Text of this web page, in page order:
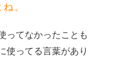
。
ってなかったことも
使ってる言葉があり